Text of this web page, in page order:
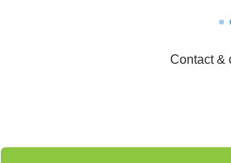
Contact &
Waarmee kunnen we je helpen?